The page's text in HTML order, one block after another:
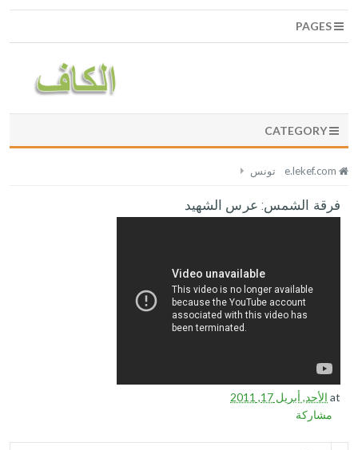
CATEGORY
تونس
فرقة الشمس: عرس الشهيد
at الأحد, أبريل 17, 2011
مشاركة